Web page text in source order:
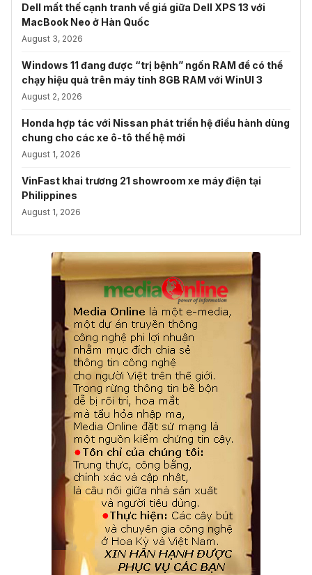
Dell mất thế cạnh tranh về giá giữa Dell XPS 13 với
MacBook Neo ở Hàn Quốc
August 3, 2026
Windows 11 đang được “trị bệnh” ngốn RAM để có thể
chạy hiệu quả trên máy tính 8GB RAM với WinUI 3
August 2, 2026
Honda hợp tác với Nissan phát triển hệ điều hành dùng
chung cho các xe ô-tô thế hệ mới
August 1, 2026
VinFast khai trương 21 showroom xe máy điện tại
Philippines
August 1, 2026